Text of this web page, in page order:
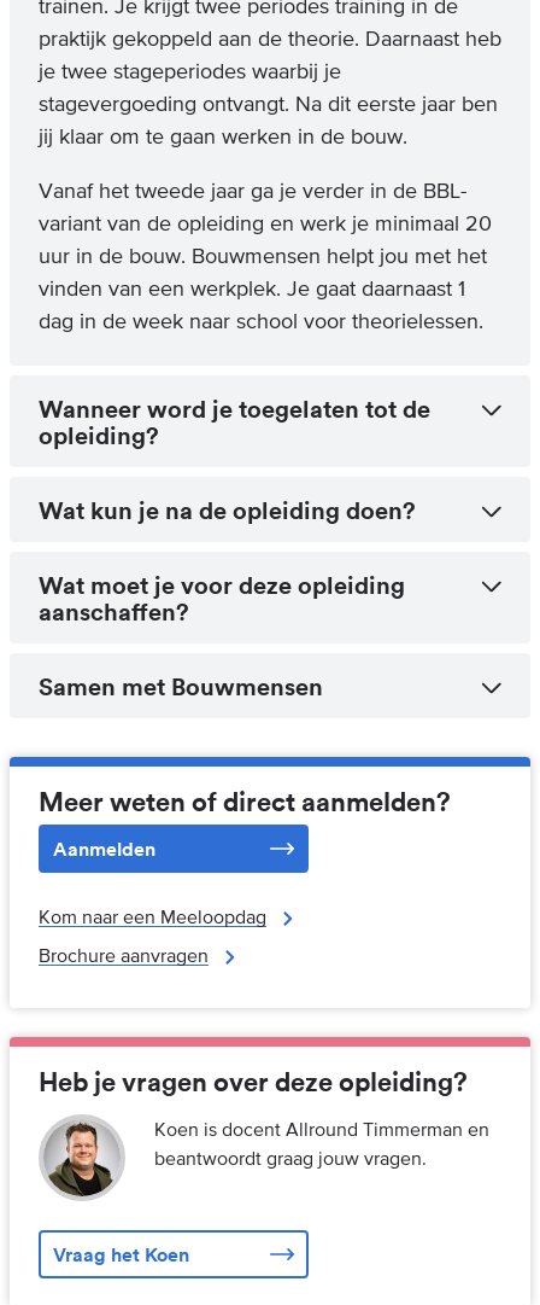
trainen. Je krijgt twee periodes training in de
praktijk gekoppeld aan de theorie. Daarnaast heb
je twee stageperiodes waarbij je
stagevergoeding ontvangt. Na dit eerste jaar ben
jij klaar om te gaan werken in de bouw.
Vanaf het tweede jaar ga je verder in de BBL-
variant van de opleiding en werk je minimaal 20
uur in de bouw. Bouwmensen helpt jou met het
vinden van een werkplek. Je gaat daarnaast 1
dag in de week naar school voor theorielessen.
Wanneer word je toegelaten tot de
opleiding?
Wat kun je na de opleiding doen?
Wat moet je voor deze opleiding
aanschaffen?
Samen met Bouwmensen
Meer weten of direct aanmelden?
Aanmelden
Kom naar een Meeloopdag
Brochure aanvragen
Heb je vragen over deze opleiding?
Koen is docent Allround Timmerman en
beantwoordt graag jouw vragen.
Vraag het Koen